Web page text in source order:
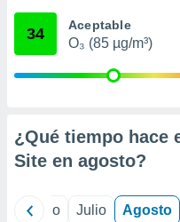
mediante
publicidad
34 Aceptable
O₃ (85 µg/m³)
¿Qué tiempo hace
Site en agosto?
Junio Julio Agosto